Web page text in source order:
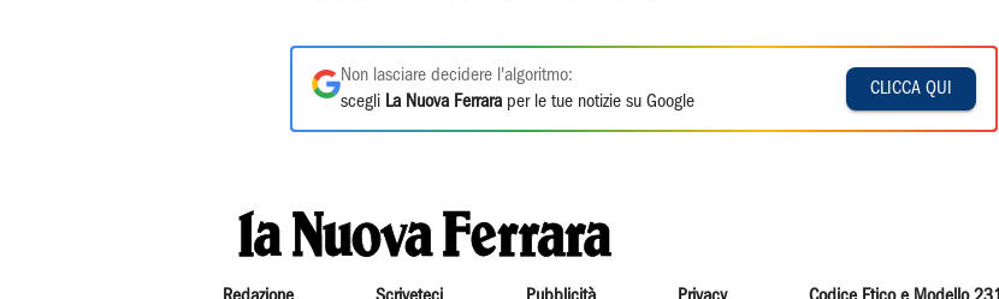
Non lasciare decidere l'algoritmo:
scegli La Nuova Ferrara per le tue notizie su Google
CLICCA QUI